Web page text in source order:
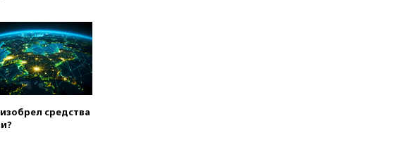
16 новых видео с
На границе
скопилось
грузовиков
точно
году
средства